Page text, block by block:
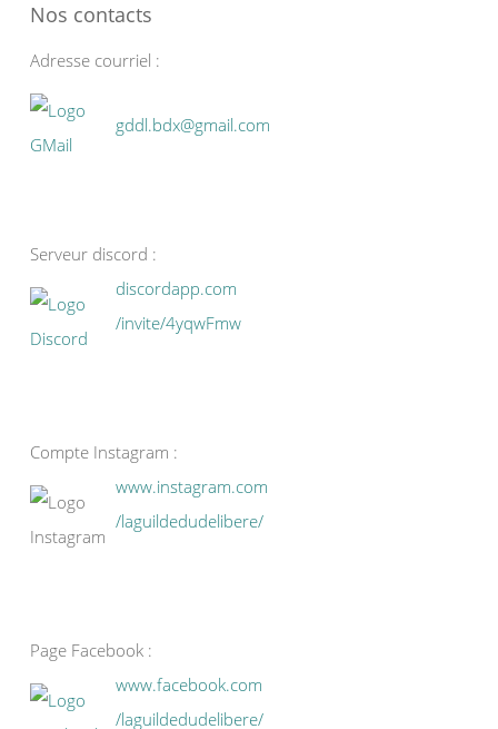
Nos contacts
Adresse courriel :
gddl.bdx@gmail.com
Serveur discord :
discordapp.com
/invite/4yqwFmw
Compte Instagram :
www.instagram.com
/laguildedudelibere/
Page Facebook :
www.facebook.com
/laguildedudelibere/